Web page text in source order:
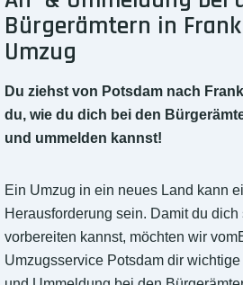
Bürgerämtern in
Umzug
Du ziehst von Potsdam nach
du, wie du dich bei den
und ummelden kannst!
Ein Umzug in ein neues Land kann
Herausforderung sein. Damit du
vorbereiten kannst, möchten wir
Umzugsservice Potsdam dir